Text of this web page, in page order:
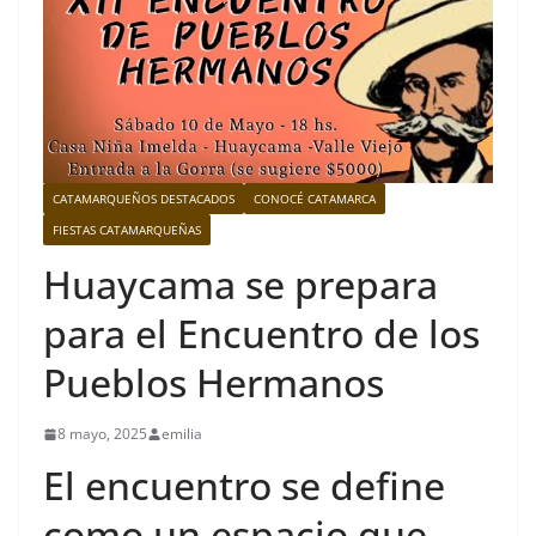
CATAMARQUEÑOS DESTACADOS
CONOCÉ CATAMARCA
FIESTAS CATAMARQUEÑAS
Huaycama se prepara
para el Encuentro de los
Pueblos Hermanos
8 mayo, 2025 emilia
El encuentro se define